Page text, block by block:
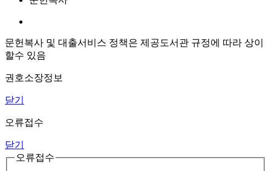
문헌복사 및 대출서비스 정책은 제공도서관 규정에 따라 상이
할수 있음
권호소장정보
닫기
오류접수
닫기
오류접수